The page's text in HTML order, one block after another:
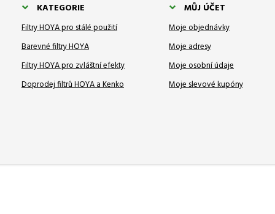
KATEGORIE
Filtry HOYA pro stálé použití
Barevné filtry HOYA
Filtry HOYA pro zvláštní efekty
Doprodej filtrů HOYA a Kenko
MŮJ ÚČET
Moje objednávky
Moje adresy
Moje osobní údaje
Moje slevové kupóny